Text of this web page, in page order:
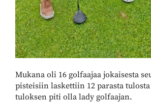
Mukana oli 16 golfaajaa jokaisesta
pisteisiin laskettiin 12 parasta
tuloksen piti olla lady golfaajan.